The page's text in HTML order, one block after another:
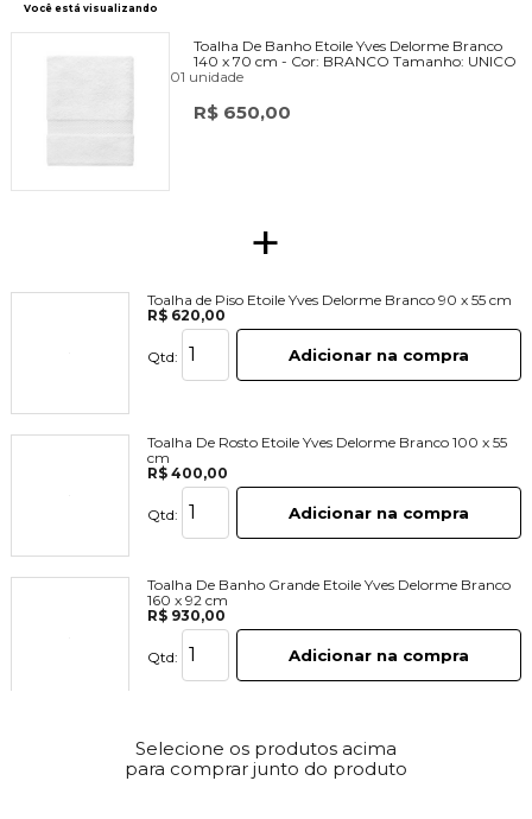
Você está visualizando
Toalha De Banho Etoile Yves Delorme Branco
140 x 70 cm - Cor: BRANCO Tamanho: UNICO
01 unidade
R$ 650,00
+
Toalha de Piso Etoile Yves Delorme Branco 90 x 55 cm
R$ 620,00
Qtd: Adicionar na compra
Toalha De Rosto Etoile Yves Delorme Branco 100 x 55
cm
R$ 400,00
Qtd: Adicionar na compra
Toalha De Banho Grande Etoile Yves Delorme Branco
160 x 92 cm
R$ 930,00
Qtd: Adicionar na compra
Selecione os produtos acima
para comprar junto do produto